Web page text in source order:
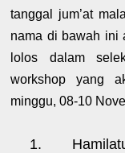
tanggal jum’at
nama di bawah ini
lolos dalam
workshop yang
minggu, 08-10
1.